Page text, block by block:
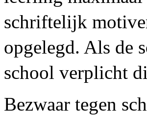
schriftelijk
opgelegd. Als de
school verplicht
Bezwaar tegen